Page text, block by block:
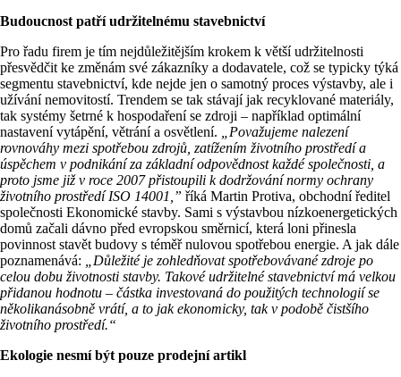
Budoucnost patří udržitelnému stavebnictví
Pro řadu firem je tím nejdůležitějším krokem k větší udržitelnosti
přesvědčit ke změnám své zákazníky a dodavatele, což se typicky týká
segmentu stavebnictví, kde nejde jen o samotný proces výstavby, ale i
užívání nemovitostí. Trendem se tak stávají jak recyklované materiály,
tak systémy šetrné k hospodaření se zdroji – například optimální
nastavení vytápění, větrání a osvětlení.
„Považujeme nalezení
rovnováhy mezi spotřebou zdrojů, zatížením životního prostředí a
úspěchem v podnikání za základní odpovědnost každé společnosti, a
proto jsme již v roce 2007 přistoupili k dodržování normy ochrany
životního prostředí ISO 14001,” říká Martin Protiva, obchodní ředitel
společnosti Ekonomické stavby. Sami s výstavbou nízkoenergetických
domů začali dávno před evropskou směrnicí, která loni přinesla
povinnost stavět budovy s téměř nulovou spotřebou energie. A jak dále
poznamenává:
„Důležité je zohledňovat spotřebovávané zdroje po
celou dobu životnosti stavby. Takové udržitelné stavebnictví má velkou
přidanou hodnotu – částka investovaná do použitých technologií se
několikanásobně vrátí, a to jak ekonomicky, tak v podobě čistšího
životního prostředí.“
Ekologie nesmí být pouze prodejní artikl